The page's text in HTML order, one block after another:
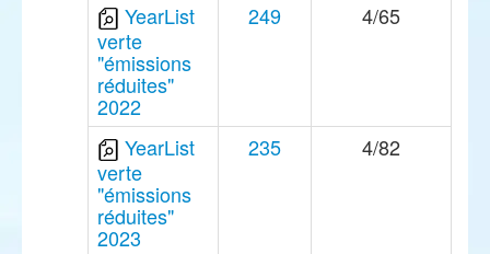
YearList
verte
"émissions
réduites"
2022
249 4/65
YearList
verte
"émissions
réduites"
2023
235 4/82